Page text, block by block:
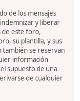
de los mensajes
y liberar
de este foro,
su plantilla, y sus
también se reservan
información
supuesto de una
de cualquier